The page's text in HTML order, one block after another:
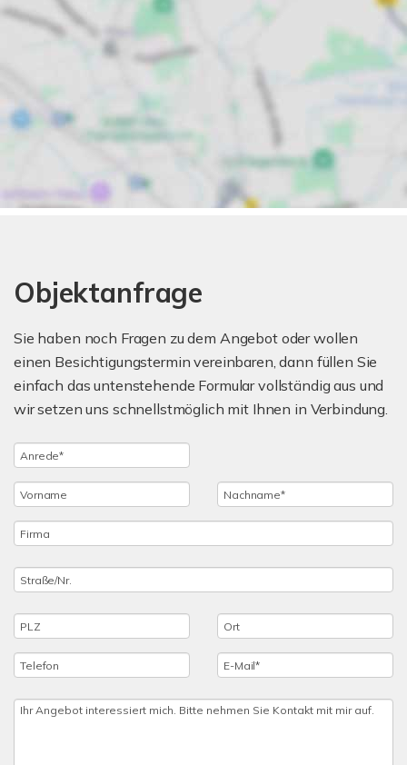
Objektanfrage
Sie haben noch Fragen zu dem Angebot oder wollen
einen Besichtigungstermin vereinbaren, dann füllen Sie
einfach das untenstehende Formular vollständig aus und
wir setzen uns schnellstmöglich mit Ihnen in Verbindung.